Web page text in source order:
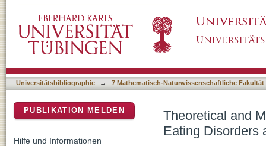
Universitätsbibliographie → 7 Mathematisch-Naturwissenschaftliche Fakultät
Theoretical and
Eating Disorders
PUBLIKATION MELDEN
Hilfe und Informationen